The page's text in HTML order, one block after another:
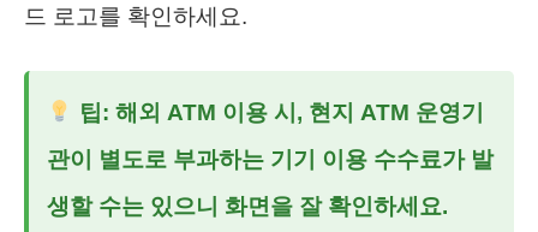
드 로고를 확인하세요.
팁: 해외 ATM 이용 시, 현지 ATM 운영기
관이 별도로 부과하는 기기 이용 수수료가 발
생할 수는 있으니 화면을 잘 확인하세요.